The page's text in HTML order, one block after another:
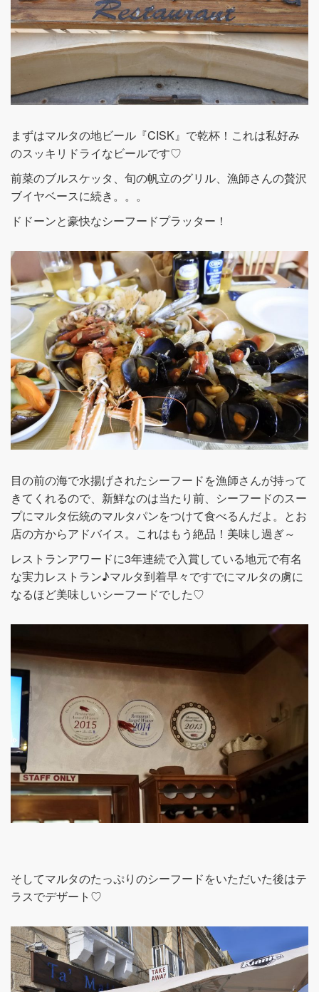
まずはマルタの地ビール『CISK』で乾杯！これは私好み
のスッキリドライなビールです♡
前菜のブルスケッタ、旬の帆立のグリル、漁師さんの贅沢
ブイヤベースに続き。。。
ドドーンと豪快なシーフードプラッター！
目の前の海で水揚げされたシーフードを漁師さんが持って
きてくれるので、新鮮なのは当たり前、シーフードのスー
プにマルタ伝統のマルタパンをつけて食べるんだよ。とお
店の方からアドバイス。これはもう絶品！美味し過ぎ～
レストランアワードに3年連続で入賞している地元で有名
な実力レストラン♪マルタ到着早々ですでにマルタの虜に
なるほど美味しいシーフードでした♡
そしてマルタのたっぷりのシーフードをいただいた後はテ
ラスでデザート♡